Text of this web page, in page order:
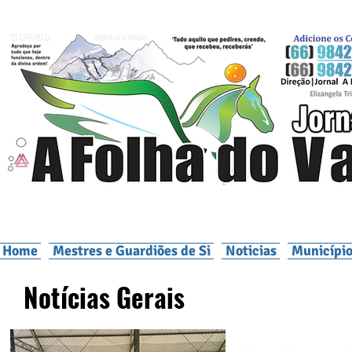
Home Mestres e Guardiões de Si Noticias
Notícias Gerais